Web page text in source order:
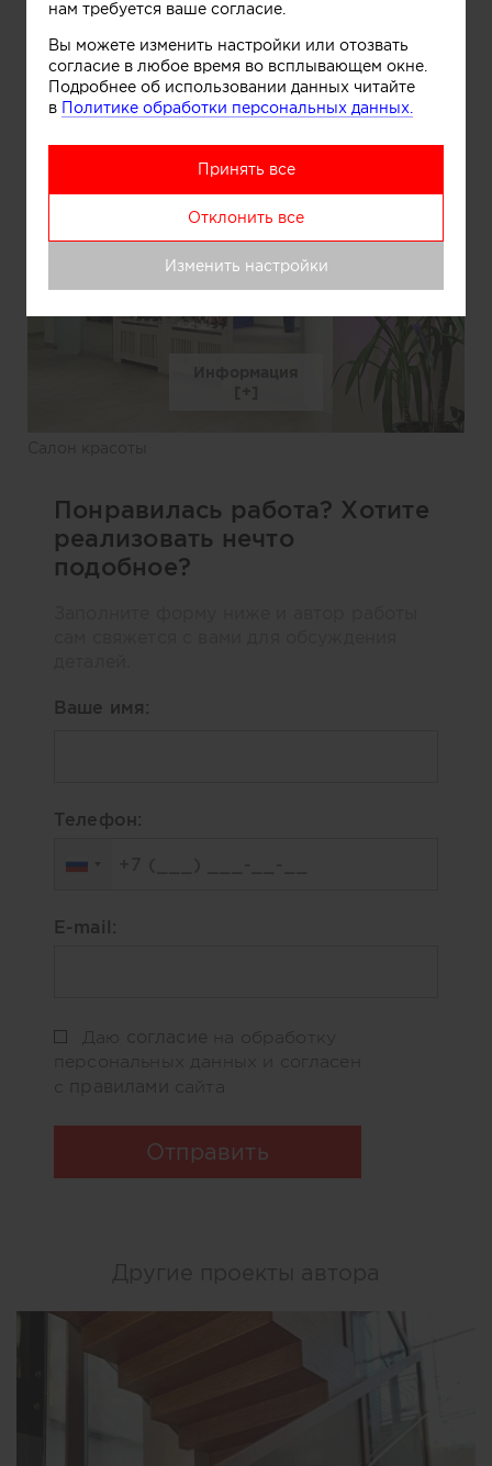
Информация
Салон красоты
Понравилась работа? Хотите
реализовать нечто
подобное?
Ваше имя:
Телефон:
E-mail:
Даю
на обработку
персональных данных и согласен
с
сайта
Отправить
нам требуется ваше согласие.
Вы можете изменить настройки или отозвать
согласие в любое время во всплывающем окне.
Подробнее об использовании данных читайте
в Политике обработки персональных данных.
Принять все
Отклонить все
Изменить настройки